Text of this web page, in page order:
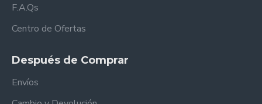
F.A.Qs
Centro de Ofertas
Después de Comprar
Envíos